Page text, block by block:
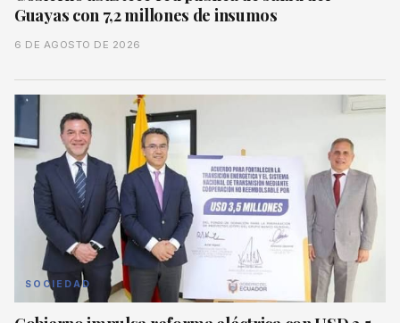
Guayas con 7,2 millones de insumos
6 DE AGOSTO DE 2026
SOCIEDAD